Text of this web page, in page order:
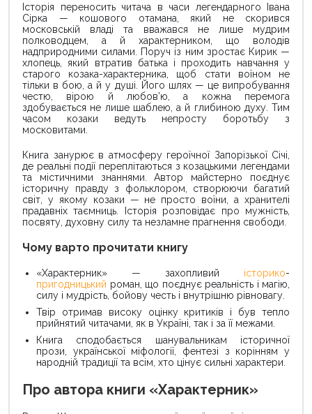
Історія переносить читача в часи легендарного Івана
Сірка — кошового отамана, який не скорився
московській владі та вважався не лише мудрим
полководцем, а й характерником, що володів
надприродними силами. Поруч із ним зростає Кирик —
хлопець, який втратив батька і проходить навчання у
старого козака-характерника, щоб стати воїном не
тільки в бою, а й у душі. Його шлях — це випробування
честю, вірою й любов’ю, а кожна перемога
здобувається не лише шаблею, а й глибиною духу. Тим
часом козаки ведуть непросту боротьбу з
московитами.
Книга занурює в атмосферу героїчної Запорізької Січі,
де реальні події переплітаються з козацькими легендами
та містичними знаннями. Автор майстерно поєднує
історичну правду з фольклором, створюючи багатий
світ, у якому козаки — не просто воїни, а хранителі
прадавніх таємниць. Історія розповідає про мужність,
посвяту, духовну силу та незламне прагнення свободи.
Чому варто прочитати книгу
«Характерник» — захопливий історико-
пригодницький роман, що поєднує реальність і магію,
силу і мудрість, бойову честь і внутрішню рівновагу.
Твір отримав високу оцінку критиків і був тепло
прийнятий читачами, як в Україні, так і за її межами.
Книга сподобається шанувальникам історичної
прози, української міфології, фентезі з корінням у
народній традиції та всім, хто цінує сильні характери.
Про автора книги «Характерник»